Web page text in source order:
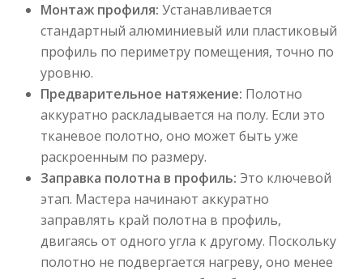
Монтаж профиля: Устанавливается
стандартный алюминиевый или пластиковый
профиль по периметру помещения, точно по
уровню.
Предварительное натяжение: Полотно
аккуратно раскладывается на полу. Если это
тканевое полотно, оно может быть уже
раскроенным по размеру.
Заправка полотна в профиль: Это ключевой
этап. Мастера начинают аккуратно
заправлять край полотна в профиль,
двигаясь от одного угла к другому. Поскольку
полотно не подвергается нагреву, оно менее